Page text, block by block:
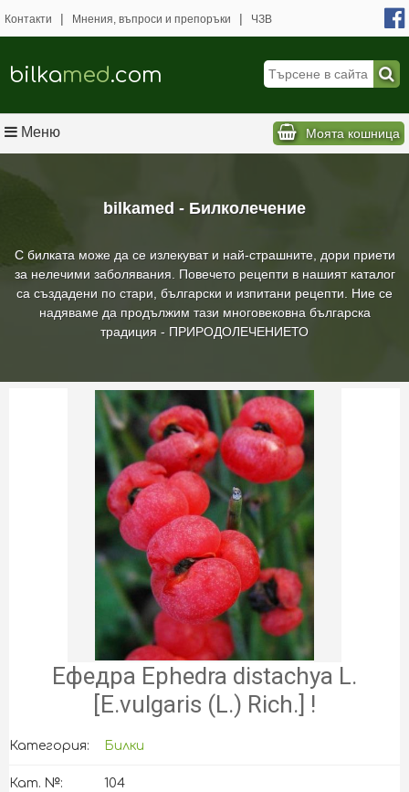
bilkamed - Билколечение
С билката може да се излекуват и най-страшните, дори приети
за нелечими заболявания. Повечето рецепти в нашият каталог
са създадени по стари, български и изпитани рецепти. Ние се
надяваме да продължим тази многовековна българска
традиция - ПРИРОДОЛЕЧЕНИЕТО
Контакти | Мнения, въпроси и препоръки | ЧЗВ
bilkamed.com
Меню Моята кошница
Ефедра Ephedra distachya L.
[Е.vulgaris (L.) Rich.] !
Категория: Билки
Кат. №: 104